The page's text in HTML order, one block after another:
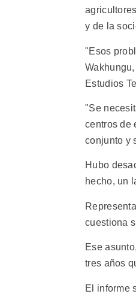
y de la
"Esos
Estudios
"Se
centros de
conjunto y
Hubo
hecho, un
cuestiona
Ese
tres años
El informe